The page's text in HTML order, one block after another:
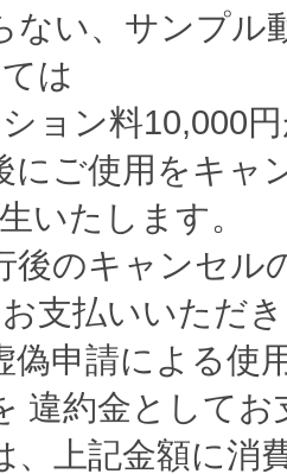
ない、サンプル
は
ョン料10,000
にご使用をキャ
いたします。
のキャンセル
支払いいただ
申請による使
違約金として
上記金額に消